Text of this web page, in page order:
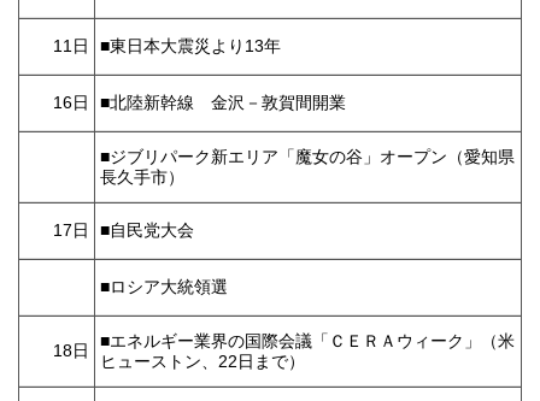
11日 ■東日本大震災より13年
16日 ■北陸新幹線 金沢－敦賀間開業
■ジブリパーク新エリア「魔女の谷」オープン（愛知県
長久手市）
17日 ■自民党大会
■ロシア大統領選
18日
■エネルギー業界の国際会議「ＣＥＲＡウィーク」（米
ヒューストン、22日まで）